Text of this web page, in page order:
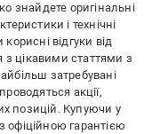
знайдете оригінальні
і технічні
відгуки від
цікавими статтями з
затребувані
акції,
позицій. Купуючи у
офіційною гарантією